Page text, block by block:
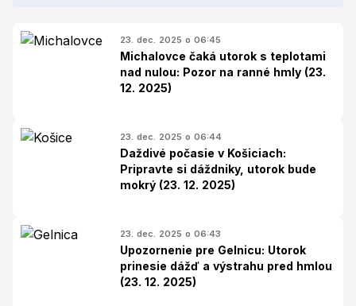
23. dec. 2025 o 06:45
Michalovce čaká utorok s teplotami
nad nulou: Pozor na ranné hmly (23.
12. 2025)
23. dec. 2025 o 06:44
Daždivé počasie v Košiciach:
Pripravte si dáždniky, utorok bude
mokrý (23. 12. 2025)
23. dec. 2025 o 06:43
Upozornenie pre Gelnicu: Utorok
prinesie dážď a výstrahu pred hmlou
(23. 12. 2025)